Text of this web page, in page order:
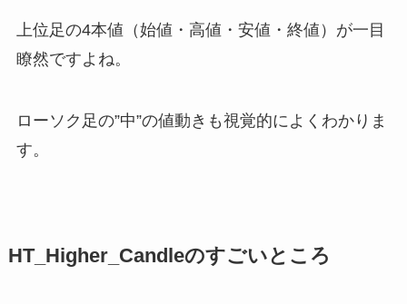
上位足の4本値（始値・高値・安値・終値）が一目
瞭然ですよね。
ローソク足の”中”の値動きも視覚的によくわかりま
す。
HT_Higher_Candleのすごいところ